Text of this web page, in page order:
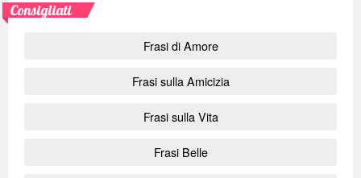
Consigliati
Frasi di Amore
Frasi sulla Amicizia
Frasi sulla Vita
Frasi Belle